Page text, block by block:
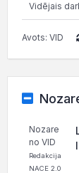
Vidējais
Avots: VID
Nozare
no VID
Redakcija
NACE 2.0